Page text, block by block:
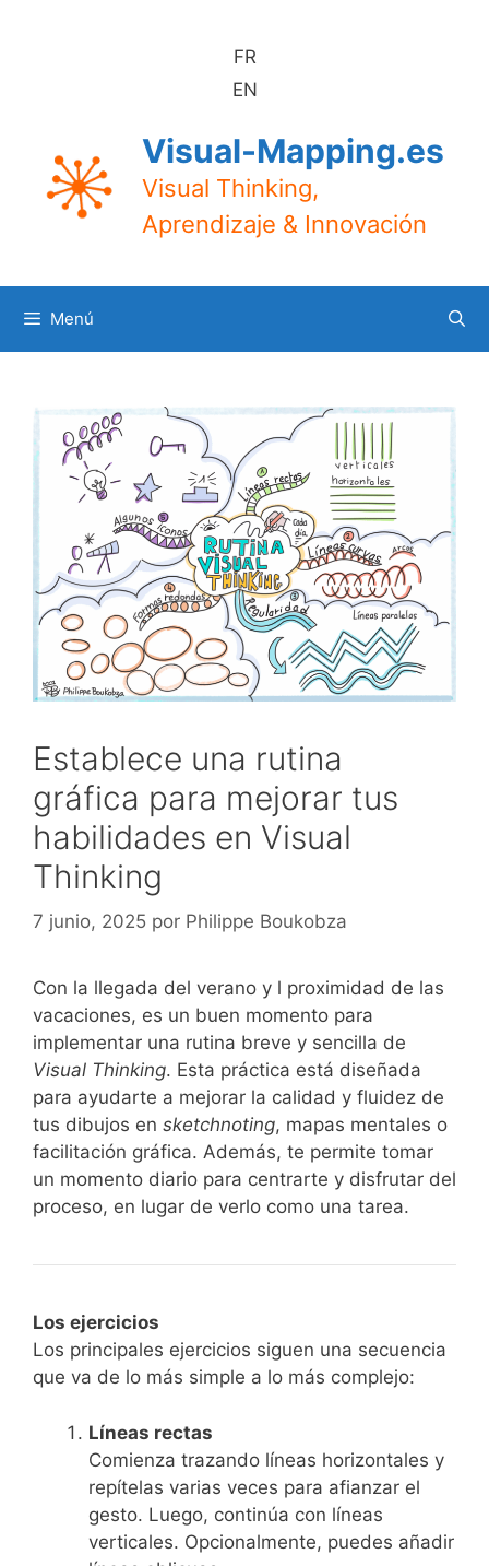
FR
EN
Visual-Mapping.es
Visual Thinking,
Aprendizaje & Innovación
Menú
Establece una rutina
gráfica para mejorar tus
habilidades en Visual
Thinking
7 junio, 2025 por Philippe Boukobza
Con la llegada del verano y l proximidad de las
vacaciones, es un buen momento para
implementar una rutina breve y sencilla de
Visual Thinking. Esta práctica está diseñada
para ayudarte a mejorar la calidad y fluidez de
tus dibujos en sketchnoting, mapas mentales o
facilitación gráfica. Además, te permite tomar
un momento diario para centrarte y disfrutar del
proceso, en lugar de verlo como una tarea.
Los ejercicios
Los principales ejercicios siguen una secuencia
que va de lo más simple a lo más complejo:
Líneas rectas
Comienza trazando líneas horizontales y
repítelas varias veces para afianzar el
gesto. Luego, continúa con líneas
verticales. Opcionalmente, puedes añadir